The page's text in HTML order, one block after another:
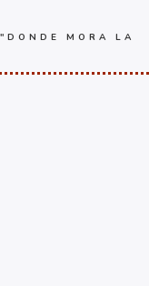
MORA LA